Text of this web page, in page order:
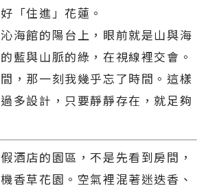
「住進」花蓮。
海館的陽台上，眼前就是山與海
藍與山脈的綠，在視線裡交會。
，那一刻我幾乎忘了時間。這樣
多設計，只要靜靜存在，就足夠
酒店的園區，不是先看到房間，
香草花園。空氣裡混著迷迭香、